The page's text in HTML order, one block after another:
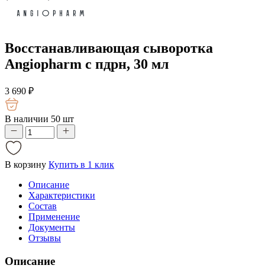
Восстанавливающая сыворотка
Angiopharm с пдрн, 30 мл
3 690 ₽
В наличии 50 шт
В корзину Купить в 1 клик
Описание
Характеристики
Состав
Применение
Документы
Отзывы
Описание